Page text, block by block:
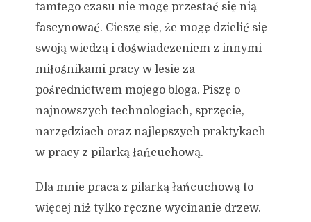
tamtego czasu nie mogę przestać się nią
fascynować. Cieszę się, że mogę dzielić się
swoją wiedzą i doświadczeniem z innymi
miłośnikami pracy w lesie za
pośrednictwem mojego bloga. Piszę o
najnowszych technologiach, sprzęcie,
narzędziach oraz najlepszych praktykach
w pracy z pilarką łańcuchową.
Dla mnie praca z pilarką łańcuchową to
więcej niż tylko ręczne wycinanie drzew.